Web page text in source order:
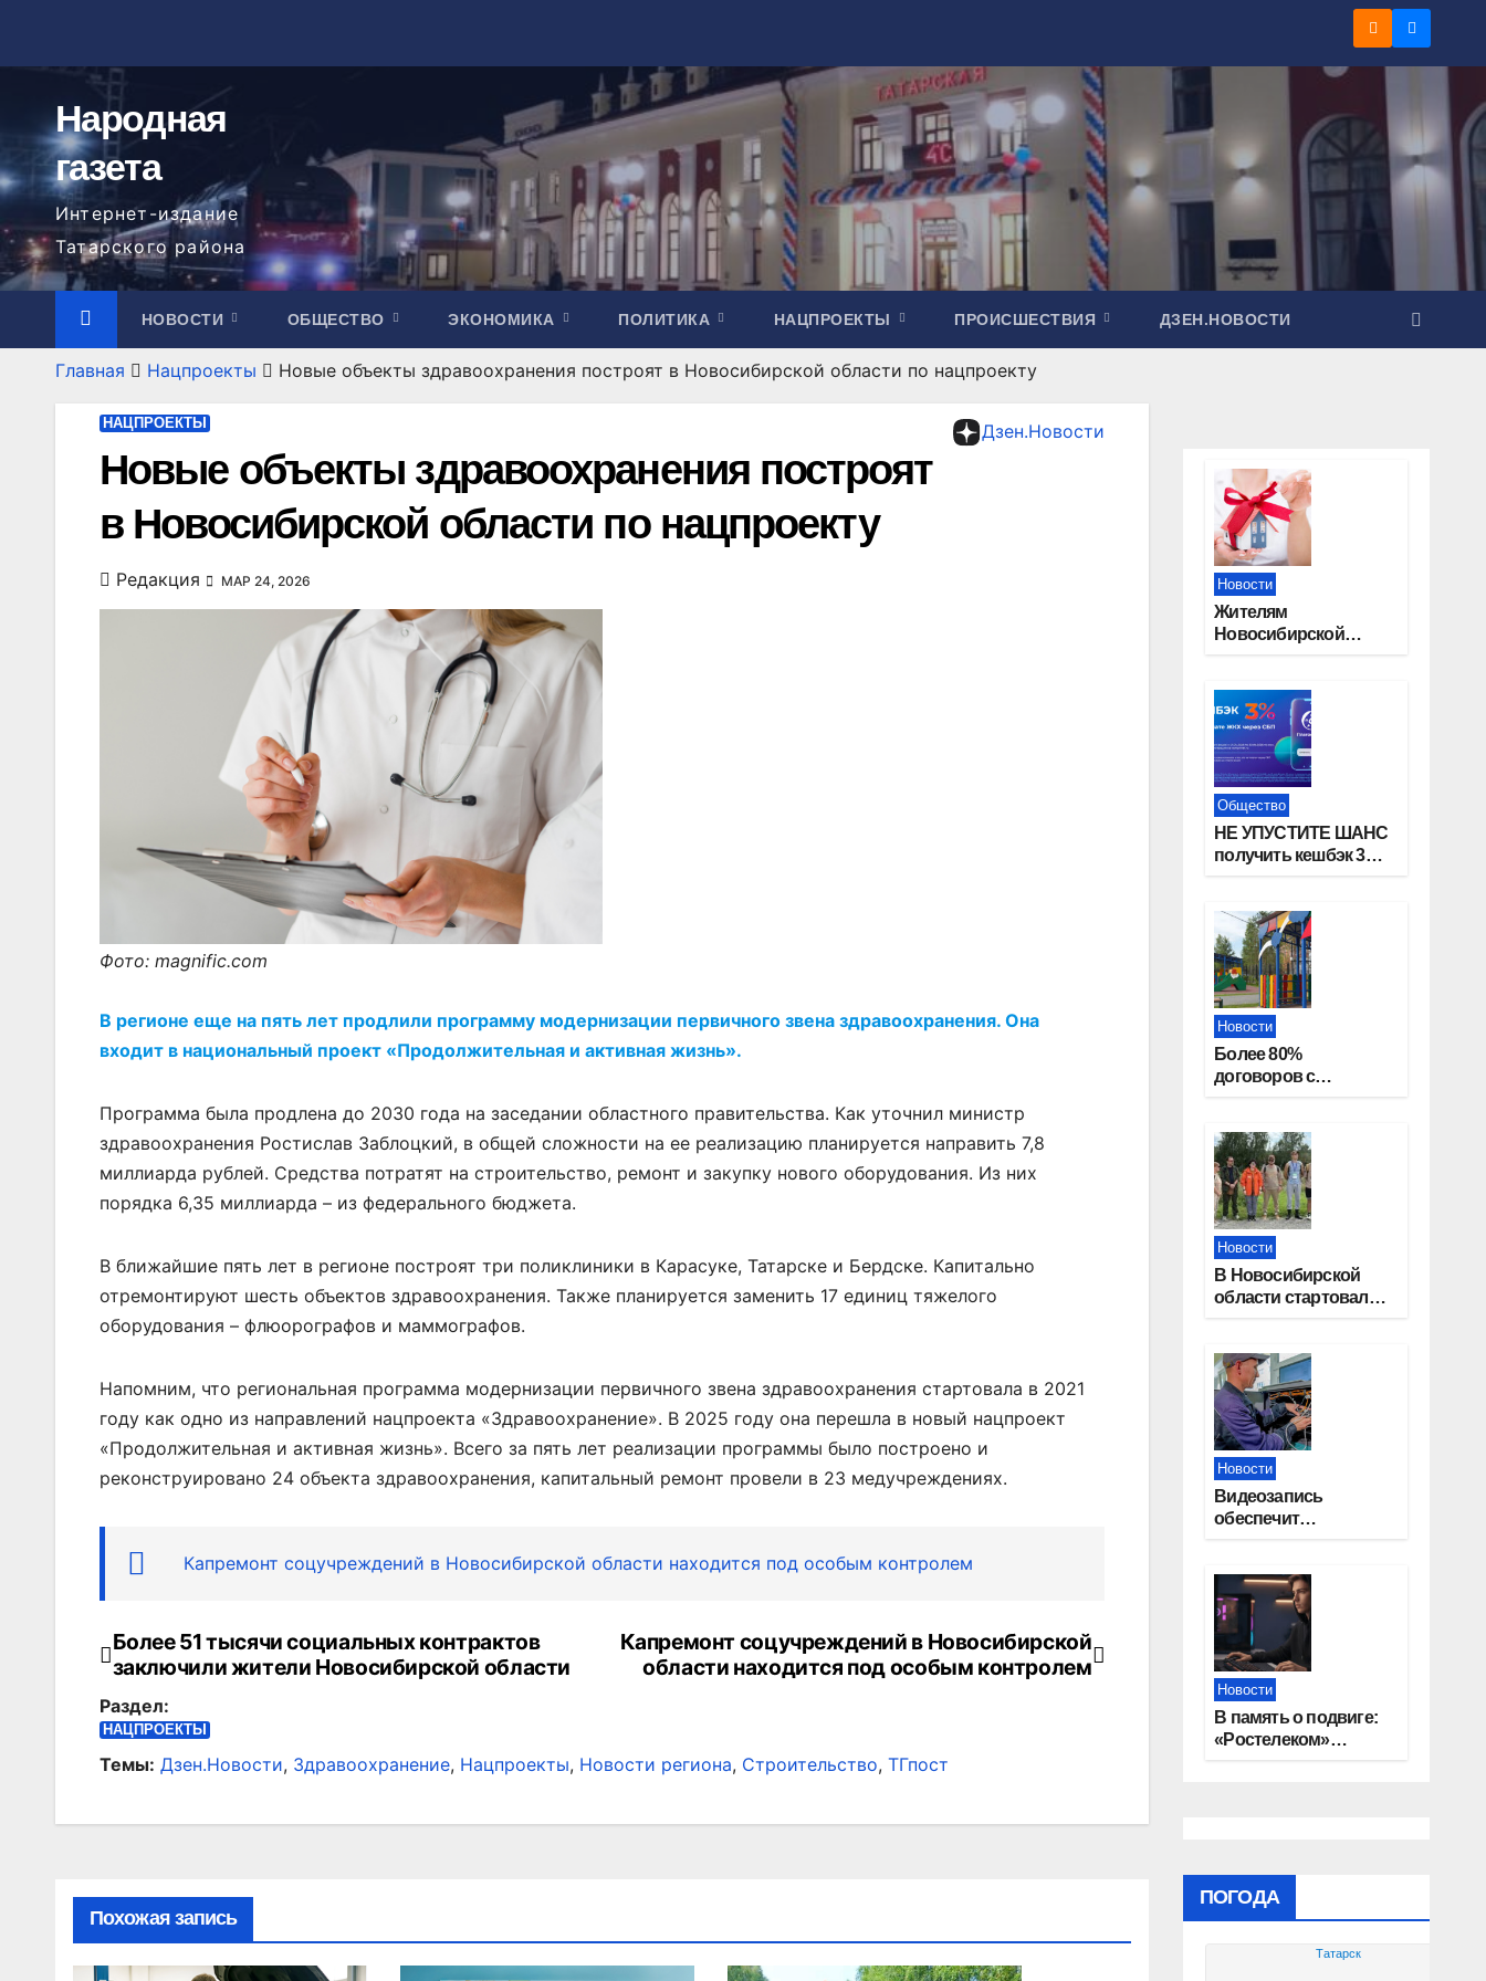
содержимому
Народная
газета
Интернет-издание
Татарского района
НОВОСТИ ОБЩЕСТВО ЭКОНОМИКА ПОЛИТИКА НАЦПРОЕКТЫ ПРОИСШЕСТВИЯ ДЗЕН.НОВОСТИ
Главная Нацпроекты Новые объекты здравоохранения построят в Новосибирской области по нацпроекту
Дзен.Новости
НАЦПРОЕКТЫ
Новые объекты здравоохранения построят
в Новосибирской области по нацпроекту
Редакция МАР 24, 2026
Фото: magnific.com
В регионе еще на пять лет продлили программу модернизации первичного звена здравоохранения. Она
входит в национальный проект «Продолжительная и активная жизнь».
Программа была продлена до 2030 года на заседании областного правительства. Как уточнил министр
здравоохранения Ростислав Заблоцкий, в общей сложности на ее реализацию планируется направить 7,8
миллиарда рублей. Средства потратят на строительство, ремонт и закупку нового оборудования. Из них
порядка 6,35 миллиарда – из федерального бюджета.
В ближайшие пять лет в регионе построят три поликлиники в Карасуке, Татарске и Бердске. Капитально
отремонтируют шесть объектов здравоохранения. Также планируется заменить 17 единиц тяжелого
оборудования – флюорографов и маммографов.
Напомним, что региональная программа модернизации первичного звена здравоохранения стартовала в 2021
году как одно из направлений нацпроекта «Здравоохранение». В 2025 году она перешла в новый нацпроект
«Продолжительная и активная жизнь». Всего за пять лет реализации программы было построено и
реконструировано 24 объекта здравоохранения, капитальный ремонт провели в 23 медучреждениях.
Капремонт соцучреждений в Новосибирской области находится под особым контролем
Навигация
по
записям
Капремонт соцучреждений в Новосибирской
области находится под особым контролем
Более 51 тысячи социальных контрактов
заключили жители Новосибирской области
Раздел:
НАЦПРОЕКТЫ
Темы: Дзен.Новости, Здравоохранение, Нацпроекты, Новости региона, Строительство, ТГпост
Похожая запись
Новости
Жителям
Новосибирской
оформить право
собственности на
квартиру
Общество
НЕ УПУСТИТЕ ШАНС
получить кешбэк 3%
Новости
Более 80%
договоров с
Новосибирской
области оформили
онлайн
Новости
В Новосибирской
области стартовал
Новости
Видеозапись
обеспечит
Новосибирской
области
Новости
В память о подвиге:
«Ростелеком»
ПОГОДА
Татарск